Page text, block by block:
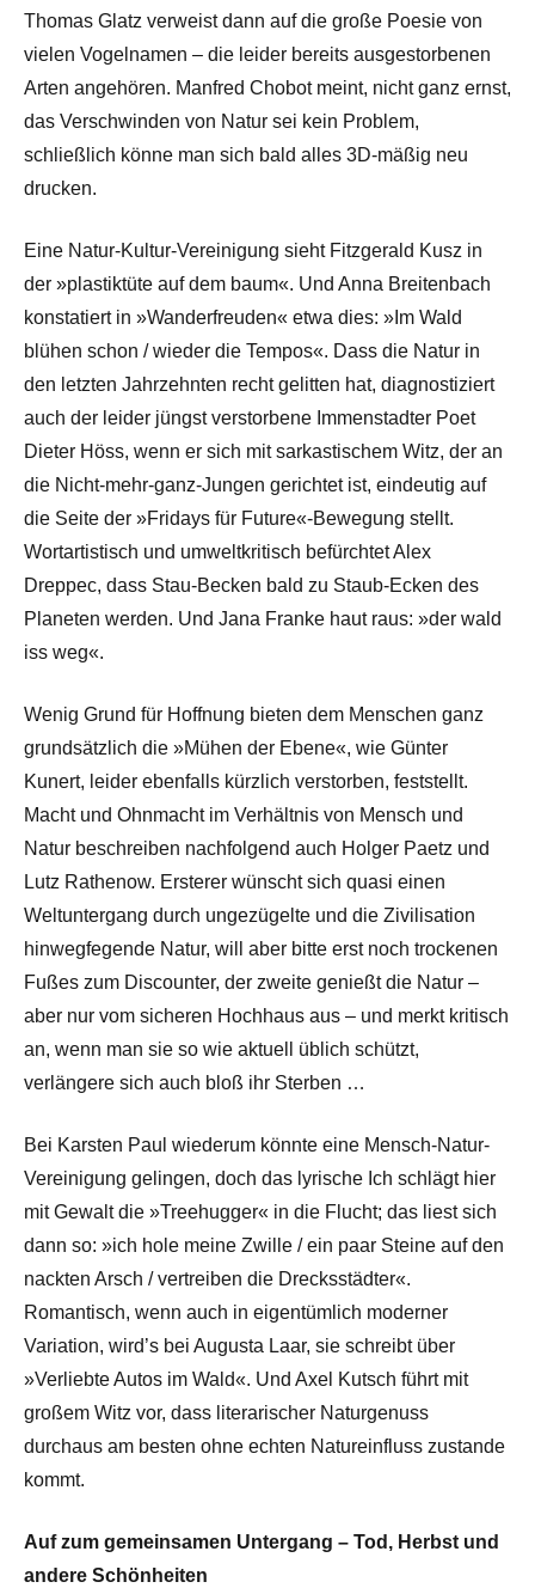
Thomas Glatz verweist dann auf die große Poesie von
vielen Vogelnamen – die leider bereits ausgestorbenen
Arten angehören. Manfred Chobot meint, nicht ganz ernst,
das Verschwinden von Natur sei kein Problem,
schließlich könne man sich bald alles 3D-mäßig neu
drucken.
Eine Natur-Kultur-Vereinigung sieht Fitzgerald Kusz in
der »plastiktüte auf dem baum«. Und Anna Breitenbach
konstatiert in »Wanderfreuden« etwa dies: »Im Wald
blühen schon / wieder die Tempos«. Dass die Natur in
den letzten Jahrzehnten recht gelitten hat, diagnostiziert
auch der leider jüngst verstorbene Immenstadter Poet
Dieter Höss, wenn er sich mit sarkastischem Witz, der an
die Nicht-mehr-ganz-Jungen gerichtet ist, eindeutig auf
die Seite der »Fridays für Future«-Bewegung stellt.
Wortartistisch und umweltkritisch befürchtet Alex
Dreppec, dass Stau-Becken bald zu Staub-Ecken des
Planeten werden. Und Jana Franke haut raus: »der wald
iss weg«.
Wenig Grund für Hoffnung bieten dem Menschen ganz
grundsätzlich die »Mühen der Ebene«, wie Günter
Kunert, leider ebenfalls kürzlich verstorben, feststellt.
Macht und Ohnmacht im Verhältnis von Mensch und
Natur beschreiben nachfolgend auch Holger Paetz und
Lutz Rathenow. Ersterer wünscht sich quasi einen
Weltuntergang durch ungezügelte und die Zivilisation
hinwegfegende Natur, will aber bitte erst noch trockenen
Fußes zum Discounter, der zweite genießt die Natur –
aber nur vom sicheren Hochhaus aus – und merkt kritisch
an, wenn man sie so wie aktuell üblich schützt,
verlängere sich auch bloß ihr Sterben …
Bei Karsten Paul wiederum könnte eine Mensch-Natur-
Vereinigung gelingen, doch das lyrische Ich schlägt hier
mit Gewalt die »Treehugger« in die Flucht; das liest sich
dann so: »ich hole meine Zwille / ein paar Steine auf den
nackten Arsch / vertreiben die Drecksstädter«.
Romantisch, wenn auch in eigentümlich moderner
Variation, wird’s bei Augusta Laar, sie schreibt über
»Verliebte Autos im Wald«. Und Axel Kutsch führt mit
großem Witz vor, dass literarischer Naturgenuss
durchaus am besten ohne echten Natureinfluss zustande
kommt.
Auf zum gemeinsamen Untergang – Tod, Herbst und
andere Schönheiten